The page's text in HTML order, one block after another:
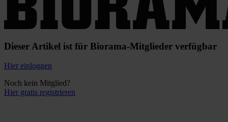
Dieser Artikel ist für Biorama-Mitglieder verfügbar
Hier einloggen
Noch kein Mitglied?
Hier gratis registrieren